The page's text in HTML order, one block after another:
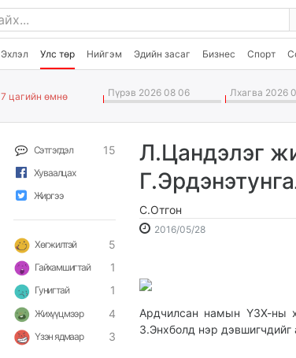
Эхлэл Улс төр Нийгэм Эдийн засаг Бизнес Спорт
7 цагийн өмнө Пүрэв 2026 08 06 Лхагва 2026
Сэтгэгдэл 15
Хуваалцах
Жиргээ
Хөгжилтэй 5
Гайхамшигтай 1
Гунигтай 1
Жихүүцмээр 4
Үзэн ядмаар 3
Л.Цандэлэг
С.Отгон
2016/05/282016-
2026-
Ардчилсан намын ҮЗХ-ны
З.Энхболд нэр дэвшигчдийг